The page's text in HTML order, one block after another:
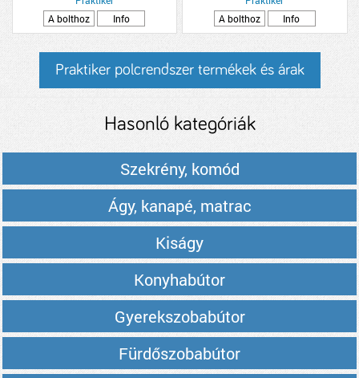
A bolthoz
Info
A bolthoz
Info
Praktiker polcrendszer termékek és árak
Hasonló kategóriák
Szekrény, komód
Ágy, kanapé, matrac
Kiságy
Konyhabútor
Gyerekszobabútor
Fürdőszobabútor